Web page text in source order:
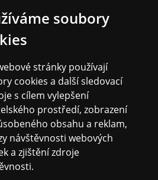
soubory
stránky používají
cookies a další sledovací
s cílem vylepšení
prostředí, zobrazení
obsahu a reklam,
návštěvnosti webových
a zjištění zdroje
8 ohm
50Hz - 40kHz
30.48 x 19.05 x 26.04
5.9 kg
Platba